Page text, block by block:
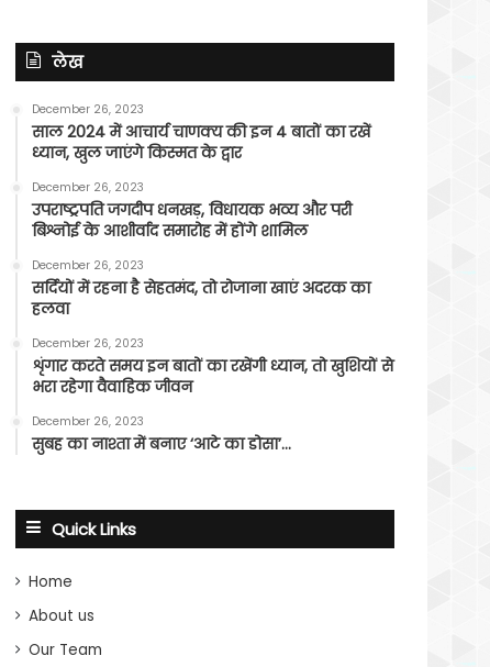
लेख
December 26, 2023
साल 2024 में आचार्य चाणक्य की इन 4 बातों का रखें
ध्यान, खुल जाएंगे किस्मत के द्वार
December 26, 2023
उपराष्ट्रपति जगदीप धनखड़, विधायक भव्य और परी
बिश्नोई के आशीर्वाद समारोह में होंगे शामिल
December 26, 2023
सर्दियों में रहना है सेहतमंद, तो रोजाना खाएं अदरक का
हलवा
December 26, 2023
शृंगार करते समय इन बातों का रखेंगी ध्यान, तो खुशियों से
भरा रहेगा वैवाहिक जीवन
December 26, 2023
सुबह का नाश्ता में बनाए ‘आटे का डोसा’…
Quick Links
Home
About us
Our Team